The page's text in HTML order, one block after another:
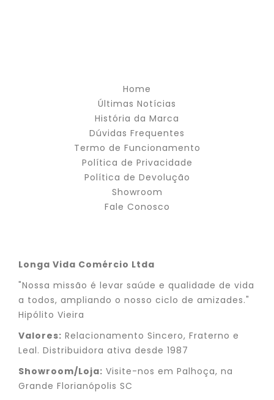
Home
Últimas Notícias
História da Marca
Dúvidas Frequentes
Termo de Funcionamento
Política de Privacidade
Política de Devolução
Showroom
Fale Conosco
Longa Vida Comércio Ltda
"Nossa missão é levar saúde e qualidade de vida
a todos, ampliando o nosso ciclo de amizades."
Hipólito Vieira
Valores: Relacionamento Sincero, Fraterno e
Leal. Distribuidora ativa desde 1987
Showroom/Loja: Visite-nos em Palhoça, na
Grande Florianópolis SC